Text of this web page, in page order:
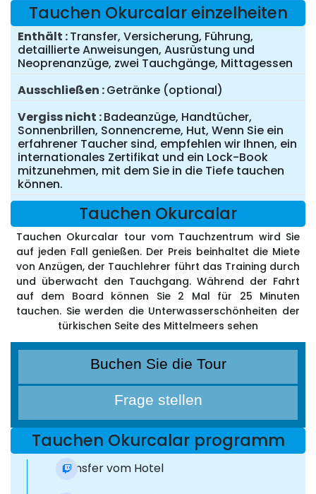
Tauchen Okurcalar einzelheiten
Enthält Transfer, Versicherung, Führung,
detaillierte Anweisungen, Ausrüstung und
Neoprenanzüge, zwei Tauchgänge, Mittagessen
Ausschließen Getränke (optional)
Vergiss nicht Badeanzüge, Handtücher,
Sonnenbrillen, Sonnencreme, Hut, Wenn Sie ein
erfahrener Taucher sind, empfehlen wir Ihnen, ein
internationales Zertifikat und ein Lock-Book
mitzunehmen, mit dem Sie in die Tiefe tauchen
können.
Tauchen Okurcalar
Tauchen Okurcalar tour vom Tauchzentrum wird Sie
auf jeden Fall genießen. Der Preis beinhaltet die Miete
von Anzügen, der Tauchlehrer führt das Training durch
und überwacht den Tauchgang. Während der Fahrt
auf dem Board können Sie 2 Mal für 25 Minuten
tauchen. Sie werden die Unterwasserschönheiten der
türkischen Seite des Mittelmeers sehen
Buchen Sie die Tour
Frage stellen
Tauchen Okurcalar programm
Transfer vom Hotel